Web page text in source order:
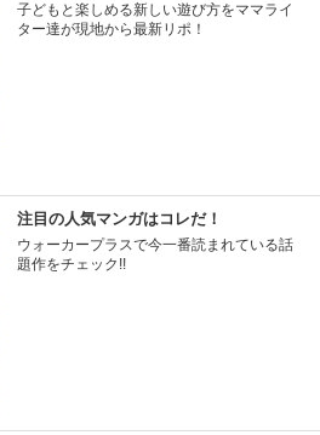
子どもと楽しめる新しい遊び方をママライ
ター達が現地から最新リポ！
注目の人気マンガはコレだ！
ウォーカープラスで今一番読まれている話
題作をチェック!!